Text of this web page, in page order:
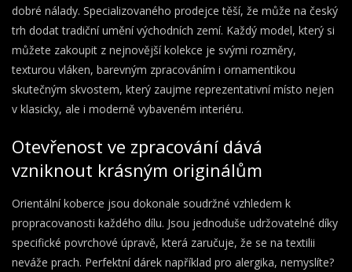
dobré nálady. Specializovaného prodejce těší, že může na český
trh dodat tradiční umění východních zemí. Každý model, který si
můžete zakoupit z nejnovější kolekce je svými rozměry,
texturou vláken, barevným zpracováním i ornamentikou
skutečným skvostem, který zaujme reprezentativní místo nejen
v klasicky, ale i moderně vybaveném interiéru.
Otevřenost ve zpracování dává
vzniknout krásným originálům
Orientální koberce jsou dokonale soudržné vzhledem k
propracovanosti každého dílu. Jsou jednoduše udržovatelné díky
specifické povrchové úpravě, která zaručuje, že se na textilii
neváže prach. Perfektní dárek například pro alergika, nemyslíte?